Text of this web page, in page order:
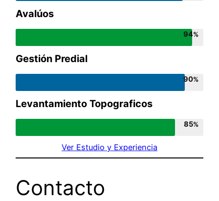
Avalúos
94
Gestión Predial
90
Levantamiento Topograficos
85
Ver Estudio y Experiencia
Contacto